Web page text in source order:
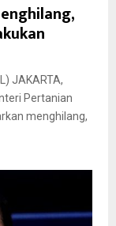
JAKARTA,
Pertanian
menghilang,